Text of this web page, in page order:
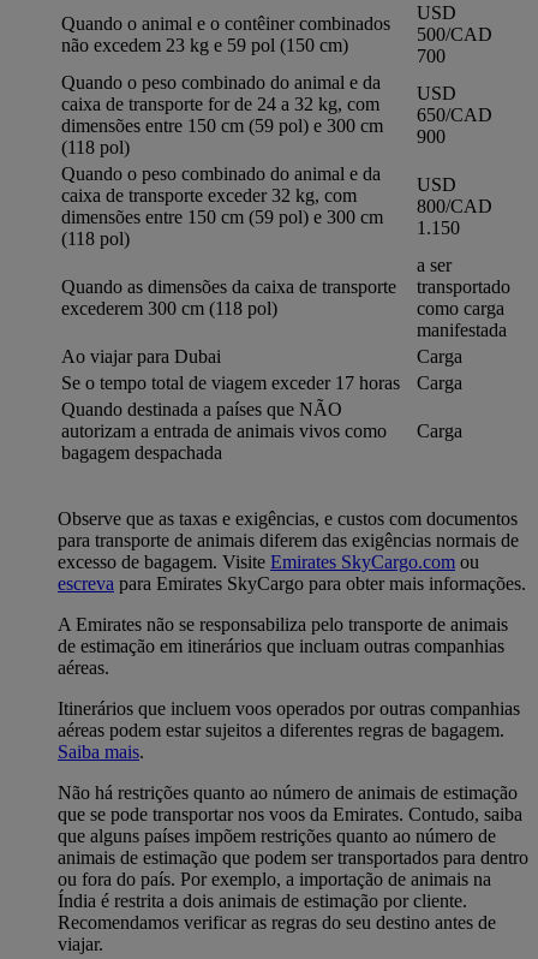
Quando o animal e o contêiner combinados
não excedem 23 kg e 59 pol (150 cm)
USD
500/CAD
700
Quando o peso combinado do animal e da
caixa de transporte for de 24 a 32 kg, com
dimensões entre 150 cm (59 pol) e 300 cm
(118 pol)
USD
650/CAD
900
Quando o peso combinado do animal e da
caixa de transporte exceder 32 kg, com
dimensões entre 150 cm (59 pol) e 300 cm
(118 pol)
USD
800/CAD
1.150
Quando as dimensões da caixa de transporte
excederem 300 cm (118 pol)
a ser
transportado
como carga
manifestada
Ao viajar para Dubai
Carga
Se o tempo total de viagem exceder 17 horas
Carga
Quando destinada a países que NÃO
autorizam a entrada de animais vivos como
bagagem despachada
Carga
Observe que as taxas e exigências, e custos com documentos
para transporte de animais diferem das exigências normais de
excesso de bagagem. Visite Emirates SkyCargo.com ou
escreva para Emirates SkyCargo para obter mais informações.
A Emirates não se responsabiliza pelo transporte de animais
de estimação em itinerários que incluam outras companhias
aéreas.
Itinerários que incluem voos operados por outras companhias
aéreas podem estar sujeitos a diferentes regras de bagagem.
Saiba mais.
Não há restrições quanto ao número de animais de estimação
que se pode transportar nos voos da Emirates. Contudo, saiba
que alguns países impõem restrições quanto ao número de
animais de estimação que podem ser transportados para dentro
ou fora do país. Por exemplo, a importação de animais na
Índia é restrita a dois animais de estimação por cliente.
Recomendamos verificar as regras do seu destino antes de
viajar.